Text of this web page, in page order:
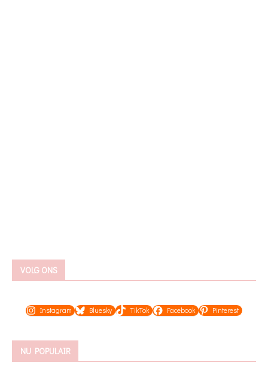
VOLG ONS
Instagram Bluesky TikTok Facebook Pinterest
NU POPULAIR